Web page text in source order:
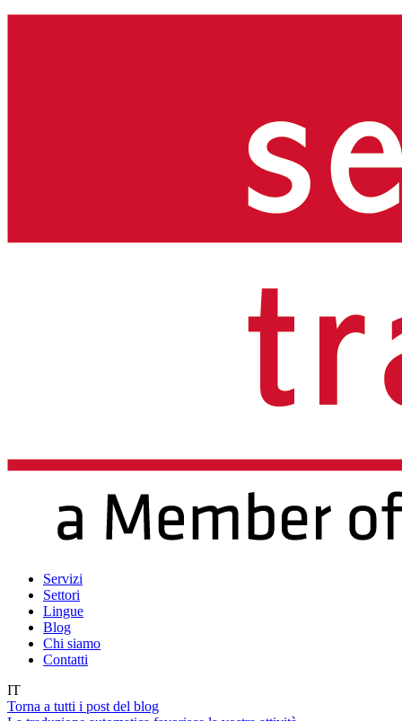
Servizi
Settori
Lingue
Blog
Chi siamo
Contatti
IT
Torna a tutti i post del blog